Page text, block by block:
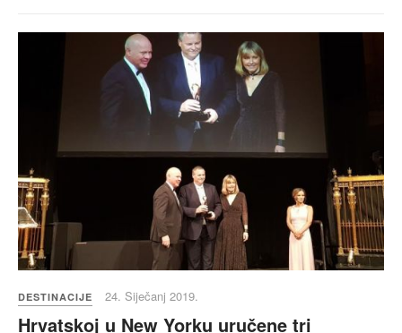
DESTINACIJE 24. Siječanj 2019.
Hrvatskoj u New Yorku uručene tri